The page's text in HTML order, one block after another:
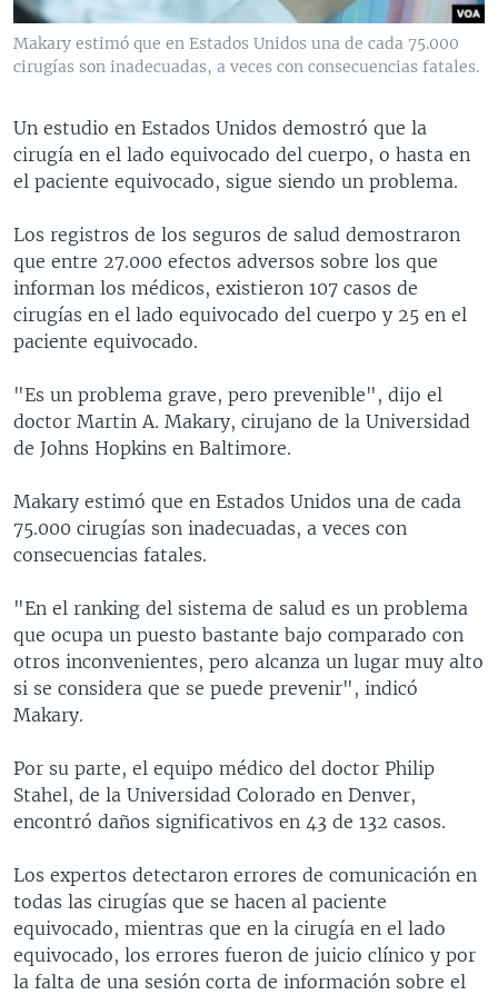
VENEZUELA
BRASIL
NICARAGUA
ECONOMÍA
ENTRETENIMIENTO Y CULTURA
DEPORTES
CIENCIA Y SALUD
MULTIMEDIA
VIDEOS
AUDIOS
PROGRAMAS TV
FORO INTERAMERICANO
VISIÓN 360
PANORAMA
AVANCE INFORMATIVO
AUDIONOTICIAS
ESTADOS UNIDOS AL DÍA
EL MUNDO AL DÍA [RADIO]
FORO [RADIO]
NOTA ECONÓMICA
ENTRETENIMIENTO
DIRECT
DOCUMENTALES DE LA VOA
Learning English
SÍGANOS
Idiomas
Makary estimó que en Estados Unidos una de cada 75.000
cirugías son inadecuadas, a veces con consecuencias fatales.
Un estudio en Estados Unidos demostró que la
cirugía en el lado equivocado del cuerpo, o hasta en
el paciente equivocado, sigue siendo un problema.
Los registros de los seguros de salud demostraron
que entre 27.000 efectos adversos sobre los que
informan los médicos, existieron 107 casos de
cirugías en el lado equivocado del cuerpo y 25 en el
paciente equivocado.
"Es un problema grave, pero prevenible", dijo el
doctor Martin A. Makary, cirujano de la Universidad
de Johns Hopkins en Baltimore.
Makary estimó que en Estados Unidos una de cada
75.000 cirugías son inadecuadas, a veces con
consecuencias fatales.
"En el ranking del sistema de salud es un problema
que ocupa un puesto bastante bajo comparado con
otros inconvenientes, pero alcanza un lugar muy alto
si se considera que se puede prevenir", indicó
Makary.
Por su parte, el equipo médico del doctor Philip
Stahel, de la Universidad Colorado en Denver,
encontró daños significativos en 43 de 132 casos.
Los expertos detectaron errores de comunicación en
todas las cirugías que se hacen al paciente
equivocado, mientras que en la cirugía en el lado
equivocado, los errores fueron de juicio clínico y por
la falta de una sesión corta de información sobre el